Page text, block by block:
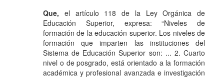
Que, el artículo 118 de la Ley Orgánica de
Educación Superior, expresa: “Niveles de
formación de la educación superior. Los niveles de
formación que imparten las instituciones del
Sistema de Educación Superior son: ... 2. Cuarto
nivel o de posgrado, está orientado a la formación
académica y profesional avanzada e investigación